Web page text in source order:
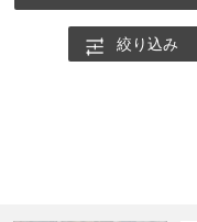
絞り込み